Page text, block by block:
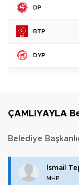
DP
BTP
DYP
ÇAMLIYAYLA
Belediye
İsmail
MHP